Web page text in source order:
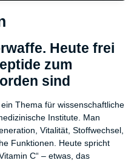
Heute frei
zum
sind
Thema für wissenschaftliche
Institute. Man
Vitalität, Stoffwechsel,
Funktionen. Heute spricht
C“ – etwas, das